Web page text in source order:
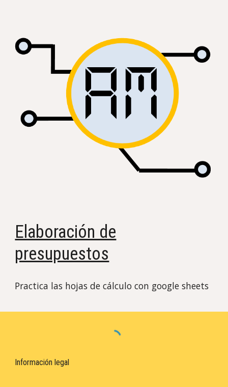
Elaboración de
presupuestos
Practica las hojas de cálculo con google sheets
Información legal